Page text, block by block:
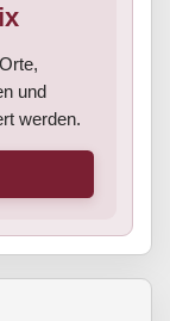
und
werden.